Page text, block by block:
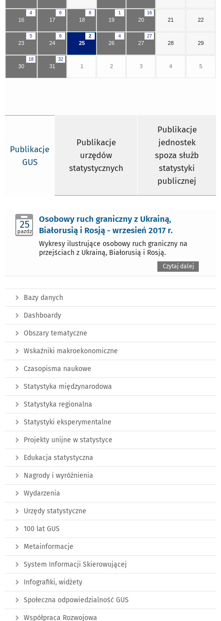
4
16
6
17
8
18
1
19
16
20 21 22
5
23
6
24
2
25
4
26
27
27 28 29
18
30
32
31 1 2 3 4 5
Publikacje
GUS
Publikacje
urzędów
statystycznych
Publikacje
jednostek
spoza służb
statystyki
publicznej
25
pazdz
Osobowy ruch graniczny z Ukrainą,
Białorusią i Rosją - wrzesień 2017 r.
Wykresy ilustrujące osobowy ruch graniczny na
przejściach z Ukrainą, Białorusią i Rosją.
Czytaj dalej
Bazy danych
Dashboardy
Obszary tematyczne
Wskaźniki makroekonomiczne
Czasopisma naukowe
Statystyka międzynarodowa
Statystyka regionalna
Statystyki eksperymentalne
Projekty unijne w statystyce
Edukacja statystyczna
Nagrody i wyróżnienia
Wydarzenia
Urzędy statystyczne
100 lat GUS
Metainformacje
System Informacji Skierowującej
Infografiki, widżety
Społeczna odpowiedzialność GUS
Współpraca Rozwojowa